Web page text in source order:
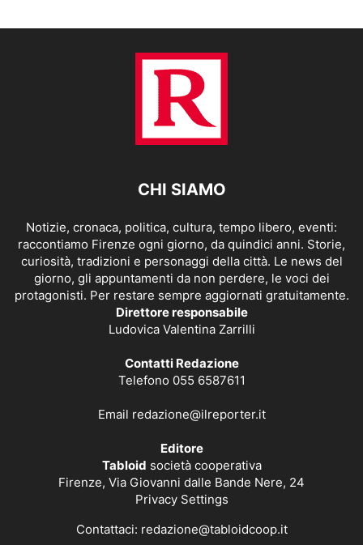
CHI SIAMO
Notizie, cronaca, politica, cultura, tempo libero, eventi:
raccontiamo Firenze ogni giorno, da quindici anni. Storie,
curiosità, tradizioni e personaggi della città. Le news del
giorno, gli appuntamenti da non perdere, le voci dei
protagonisti. Per restare sempre aggiornati gratuitamente.
Direttore responsabile
Ludovica Valentina Zarrilli
Contatti Redazione
Telefono 055 6587611
Email redazione@ilreporter.it
Editore
Tabloid società cooperativa
Firenze, Via Giovanni dalle Bande Nere, 24
Privacy Settings
Contattaci: redazione@tabloidcoop.it